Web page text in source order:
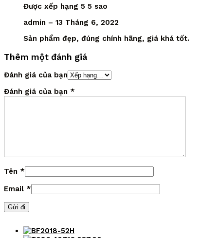
Được xếp hạng 5 5 sao
admin – 13 Tháng 6, 2022
Sản phẩm đẹp, đúng chính hãng, giá khá tốt.
Thêm một đánh giá
Đánh giá của bạn
Đánh giá của bạn *
Tên *
Email *